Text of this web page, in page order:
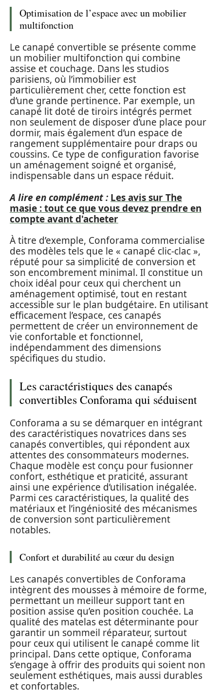
Optimisation de l’espace avec un mobilier
multifonction
Le canapé convertible se présente comme
un mobilier multifonction qui combine
assise et couchage. Dans les studios
parisiens, où l’immobilier est
particulièrement cher, cette fonction est
d’une grande pertinence. Par exemple, un
canapé lit doté de tiroirs intégrés permet
non seulement de disposer d’une place pour
dormir, mais également d’un espace de
rangement supplémentaire pour draps ou
coussins. Ce type de configuration favorise
un aménagement soigné et organisé,
indispensable dans un espace réduit.
A lire en complément : Les avis sur The
masie : tout ce que vous devez prendre en
compte avant d'acheter
À titre d’exemple, Conforama commercialise
des modèles tels que le « canapé clic-clac »,
réputé pour sa simplicité de conversion et
son encombrement minimal. Il constitue un
choix idéal pour ceux qui cherchent un
aménagement optimisé, tout en restant
accessible sur le plan budgétaire. En utilisant
efficacement l’espace, ces canapés
permettent de créer un environnement de
vie confortable et fonctionnel,
indépendamment des dimensions
spécifiques du studio.
Les caractéristiques des canapés
convertibles Conforama qui séduisent
Conforama a su se démarquer en intégrant
des caractéristiques novatrices dans ses
canapés convertibles, qui répondent aux
attentes des consommateurs modernes.
Chaque modèle est conçu pour fusionner
confort, esthétique et praticité, assurant
ainsi une expérience d’utilisation inégalée.
Parmi ces caractéristiques, la qualité des
matériaux et l’ingéniosité des mécanismes
de conversion sont particulièrement
notables.
Confort et durabilité au cœur du design
Les canapés convertibles de Conforama
intègrent des mousses à mémoire de forme,
permettant un meilleur support tant en
position assise qu’en position couchée. La
qualité des matelas est déterminante pour
garantir un sommeil réparateur, surtout
pour ceux qui utilisent le canapé comme lit
principal. Dans cette optique, Conforama
s’engage à offrir des produits qui soient non
seulement esthétiques, mais aussi durables
et confortables.